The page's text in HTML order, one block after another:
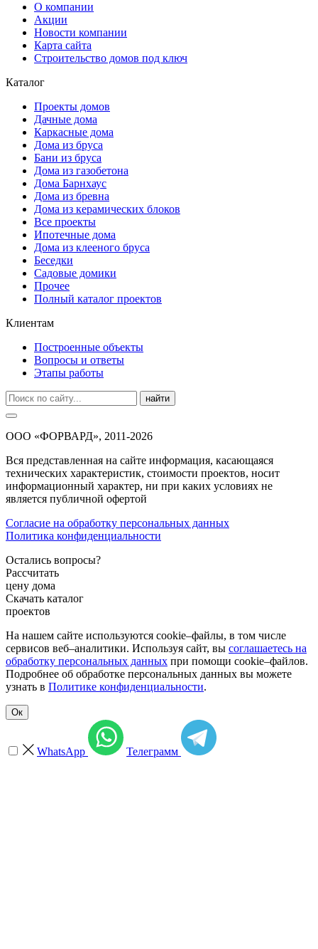
О компании
Акции
Новости компании
Карта сайта
Строительство домов под ключ
Каталог
Проекты домов
Дачные дома
Каркасные дома
Дома из бруса
Бани из бруса
Дома из газобетона
Дома Барнхаус
Дома из бревна
Дома из керамических блоков
Все проекты
Ипотечные дома
Дома из клееного бруса
Беседки
Садовые домики
Прочее
Полный каталог проектов
Клиентам
Построенные объекты
Вопросы и ответы
Этапы работы
найти
ООО «ФОРВАРД», 2011-2026
Вся представленная на сайте информация, касающаяся
технических характеристик, стоимости проектов, носит
информационный характер, ни при каких условиях не
является публичной офертой
Согласие на обработку персональных данных
Политика конфиденциальности
Остались вопросы?
Рассчитать
цену дома
Скачать каталог
проектов
На нашем сайте используются cookie–файлы, в том числе
сервисов веб–аналитики. Используя сайт, вы соглашаетесь на
обработку персональных данных при помощи cookie–файлов.
Подробнее об обработке персональных данных вы можете
узнать в Политике конфиденциальности.
Ок
WhatsApp Телеграмм